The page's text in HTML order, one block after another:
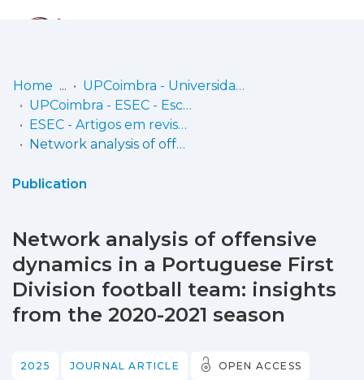
Communities
& Collections
Statistics
Home
UPCoimbra - Universidade Politécnica de Coimbra
UPCoimbra - ESEC - Escola Superior de Educação de Coimbra
ESEC - Artigos em revistas
Network analysis of offensive dynamics in a Portuguese First Division football team: insights from the 2020-2021 season
Publication
Network analysis of offensive
dynamics in a Portuguese First
Division football team: insights
from the 2020-2021 season
2025 JOURNAL ARTICLE OPEN ACCESS